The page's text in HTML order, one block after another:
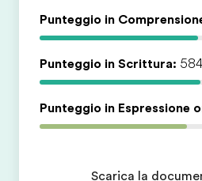
Punteggio in
Punteggio in Scrittura: 584
Punteggio in Espressione
Scarica la